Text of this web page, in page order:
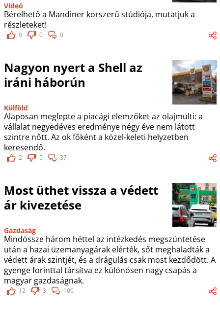
Videó
Bérelhető a Mandiner korszerű stúdiója, mutatjuk a
részleteket!
0 0 0
Nagyon nyert a Shell az
iráni háborún
Külföld
Alaposan meglepte a piacági elemzőket az olajmulti: a
vállalat negyedéves eredménye négy éve nem látott
szintre nőtt. Az ok főként a közel-keleti helyzetben
keresendő.
2 5 37
Most üthet vissza a védett
ár kivezetése
Gazdaság
Mindössze három héttel az intézkedés megszüntetése
után a hazai üzemanyagárak elérték, sőt meghaladták a
védett árak szintjét, és a drágulás csak most kezdődött. A
gyenge forinttal társítva ez különösen nagy csapás a
magyar gazdaságnak.
12 3 106